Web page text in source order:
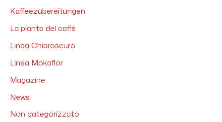
Kaffeezubereitungen
La pianta del caffè
Linea Chiaroscuro
Linea Mokaflor
Magazine
News
Non categorizzato